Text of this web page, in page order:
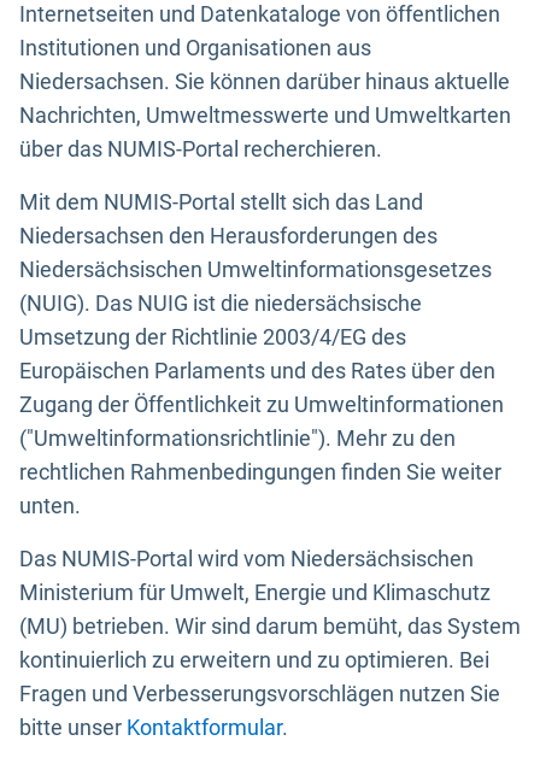
Internetseiten und Datenkataloge von öffentlichen
Institutionen und Organisationen aus
Niedersachsen. Sie können darüber hinaus aktuelle
Nachrichten, Umweltmesswerte und Umweltkarten
über das NUMIS-Portal recherchieren.
Mit dem NUMIS-Portal stellt sich das Land
Niedersachsen den Herausforderungen des
Niedersächsischen Umweltinformationsgesetzes
(NUIG). Das NUIG ist die niedersächsische
Umsetzung der Richtlinie 2003/4/EG des
Europäischen Parlaments und des Rates über den
Zugang der Öffentlichkeit zu Umweltinformationen
("Umweltinformationsrichtlinie"). Mehr zu den
rechtlichen Rahmenbedingungen finden Sie weiter
unten.
Das NUMIS-Portal wird vom Niedersächsischen
Ministerium für Umwelt, Energie und Klimaschutz
(MU) betrieben. Wir sind darum bemüht, das System
kontinuierlich zu erweitern und zu optimieren. Bei
Fragen und Verbesserungsvorschlägen nutzen Sie
bitte unser Kontaktformular.